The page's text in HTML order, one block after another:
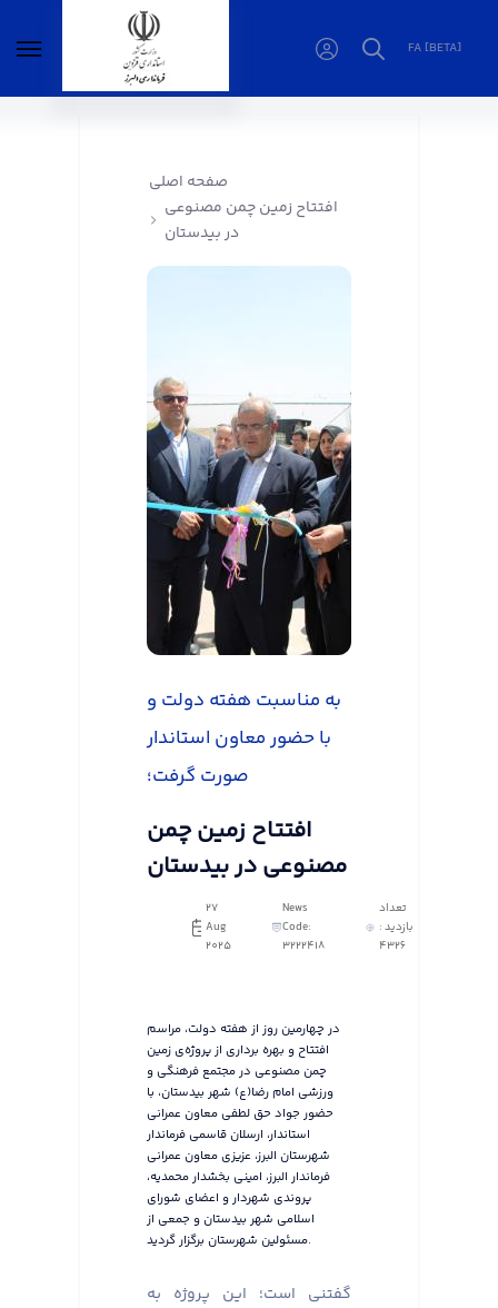
FA [BETA]
صفحه اصلی
افتتاح زمین چمن مصنوعی
در بیدستان
به مناسبت هفته دولت و
با حضور معاون استاندار
صورت گرفت؛
افتتاح زمین چمن
مصنوعی در بیدستان
27
Aug
2025
News
Code:
3222418
تعداد
بازدید :
4326
در چهارمین روز از هفته دولت، مراسم
افتتاح و بهره برداری از پروژه‌ی زمین
چمن مصنوعی در مجتمع فرهنگی و
ورزشی امام رضا(ع) شهر بیدستان، با
حضور جواد حق لطفی معاون عمرانی
استاندار، ارسلان قاسمی فرماندار
شهرستان البرز، عزیزی معاون عمرانی
فرماندار البرز، امینی بخشدار محمدیه،
پروندی شهردار و اعضای شورای
اسلامی شهر بیدستان و جمعی از
مسئولین شهرستان برگزار گردید.
گفتنی است؛ این پروژه به